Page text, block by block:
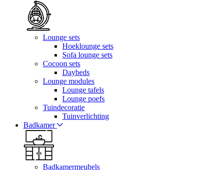
Lounge sets
Hoeklounge sets
Sofa lounge sets
Cocoon sets
Daybeds
Lounge modules
Lounge tafels
Lounge poefs
Tuindecoratie
Tuinverlichting
Badkamer
Badkamermeubels